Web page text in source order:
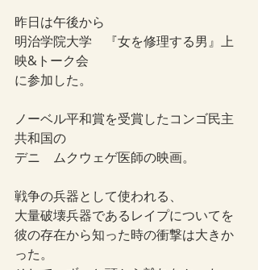
昨日は午後から
明治学院大学　『女を修理する男』上
映&トーク会
に参加した。
ノーベル平和賞を受賞したコンゴ民主
共和国の
デニ　ムクウェゲ医師の映画。
戦争の兵器として使われる、
大量破壊兵器であるレイプについてを
彼の存在から知った時の衝撃は大きか
った。